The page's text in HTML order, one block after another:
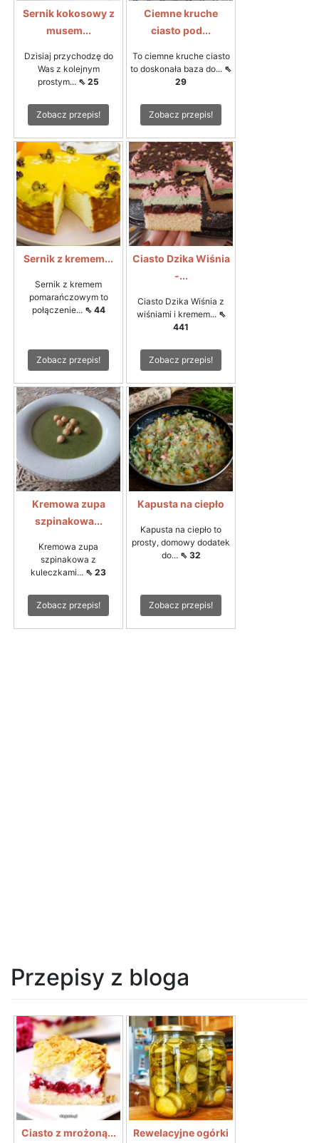
Sernik kokosowy z
musem...
Dzisiaj przychodzę do
Was z kolejnym
prostym... ⇖ 25
Zobacz przepis!
Ciemne kruche
ciasto pod...
To ciemne kruche ciasto
to doskonała baza do... ⇖
29
Zobacz przepis!
Sernik z kremem...
Sernik z kremem
pomarańczowym to
połączenie... ⇖ 44
Zobacz przepis!
Ciasto Dzika Wiśnia
-...
Ciasto Dzika Wiśnia z
wiśniami i kremem... ⇖
441
Zobacz przepis!
Kremowa zupa
szpinakowa...
Kremowa zupa
szpinakowa z
kuleczkami... ⇖ 23
Zobacz przepis!
Kapusta na ciepło
Kapusta na ciepło to
prosty, domowy dodatek
do... ⇖ 32
Zobacz przepis!
Przepisy z bloga
Ciasto z mrożoną...
Rewelacyjne ogórki